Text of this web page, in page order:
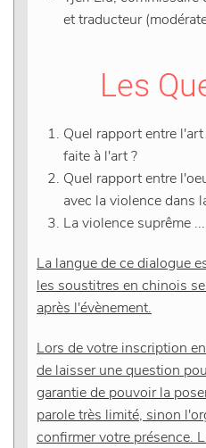
et traducteur
Les
Quel rapport entre
faite à l'art ?
Quel rapport entre
avec la violence dans
La violence suprême
La langue de ce dialogue
les soustitres en chinois
après l'évènement.
Lors de votre inscription
de laisser une question
garantie de pouvoir la
parole très limité, sinon
confirmer votre présence.